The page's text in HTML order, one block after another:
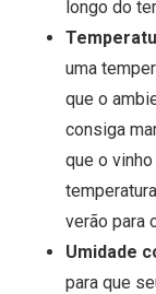
longo do
uma
que o
consiga
que o
verão para
Umidade
para que